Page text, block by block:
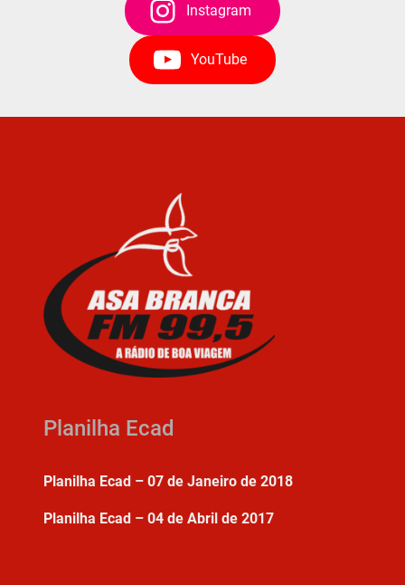
Instagram
YouTube
Planilha Ecad
Planilha Ecad – 07 de Janeiro de 2018
Planilha Ecad – 04 de Abril de 2017